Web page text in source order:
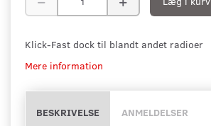
Klick-Fast dock til blandt andet radioer
Mere information
BESKRIVELSE ANMELDELSER